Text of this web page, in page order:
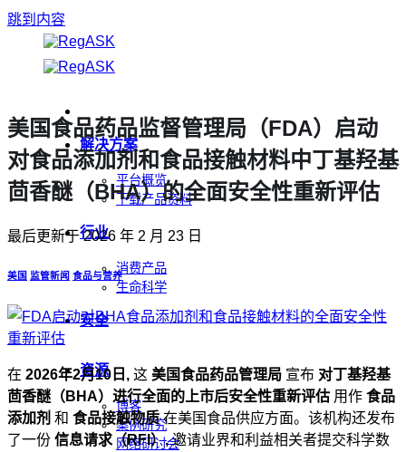
跳到内容
解决方案
平台概览
下载产品资料
行业
消费产品
生命科学
安全
资源
博客
案例研究
网络研讨会
美国食品药品监督管理局（FDA）启动
对食品添加剂和食品接触材料中丁基羟基
茴香醚（BHA）的全面安全性重新评估
最后更新于2026 年 2 月 23 日
美国 监管新闻 食品与营养
在 2026年2月10日, 这 美国食品药品管理局 宣布 对丁基羟基
茴香醚（BHA）进行全面的上市后安全性重新评估 用作 食品
添加剂 和 食品接触物质在美国食品供应方面。该机构还发布
了一份 信息请求（RFI）,邀请业界和利益相关者提交科学数